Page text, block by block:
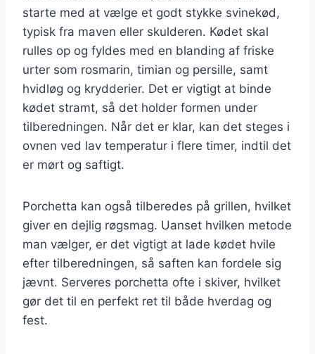
starte med at vælge et godt stykke svinekød,
typisk fra maven eller skulderen. Kødet skal
rulles op og fyldes med en blanding af friske
urter som rosmarin, timian og persille, samt
hvidløg og krydderier. Det er vigtigt at binde
kødet stramt, så det holder formen under
tilberedningen. Når det er klar, kan det steges i
ovnen ved lav temperatur i flere timer, indtil det
er mørt og saftigt.
Porchetta kan også tilberedes på grillen, hvilket
giver en dejlig røgsmag. Uanset hvilken metode
man vælger, er det vigtigt at lade kødet hvile
efter tilberedningen, så saften kan fordele sig
jævnt. Serveres porchetta ofte i skiver, hvilket
gør det til en perfekt ret til både hverdag og
fest.